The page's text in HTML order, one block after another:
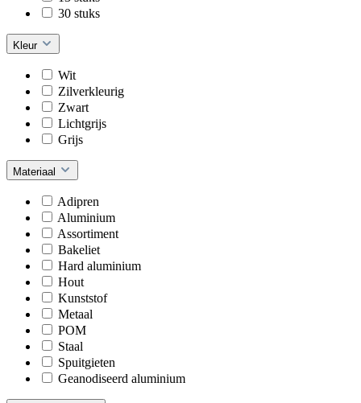
30 stuks
Kleur
Wit
Zilverkleurig
Zwart
Lichtgrijs
Grijs
Materiaal
Adipren
Aluminium
Assortiment
Bakeliet
Hard aluminium
Hout
Kunststof
Metaal
POM
Staal
Spuitgieten
Geanodiseerd aluminium